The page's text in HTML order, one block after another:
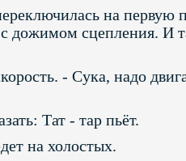
на первую
дожимом сцепления. И
- Сука, надо
Тат - тар пьёт.
на холостых.